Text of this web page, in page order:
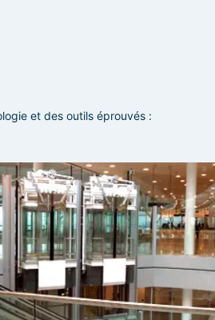
et des outils éprouvés :